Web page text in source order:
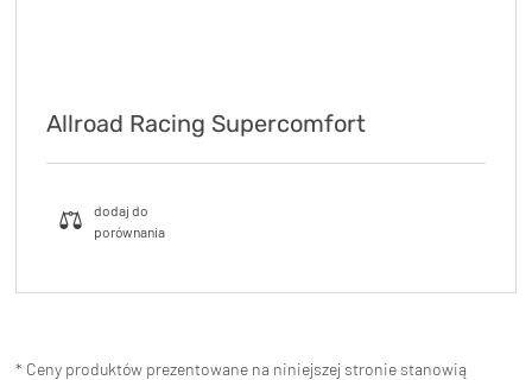
Allroad Racing Supercomfort
* Ceny produktów prezentowane na niniejszej stronie stanowią